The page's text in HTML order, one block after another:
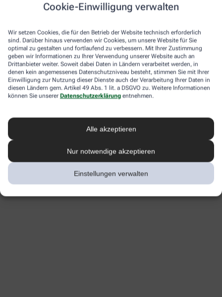
Cookie-Einwilligung verwalten
Wir setzen Cookies, die für den Betrieb der Website technisch erforderlich
sind. Darüber hinaus verwenden wir Cookies, um unsere Website für Sie
optimal zu gestalten und fortlaufend zu verbessern. Mit Ihrer Zustimmung
geben wir Informationen zu Ihrer Verwendung unserer Website auch an
Drittanbieter weiter. Soweit dabei Daten in Ländern verarbeitet werden, in
denen kein angemessenes Datenschutzniveau besteht, stimmen Sie mit Ihrer
Einwilligung zur Nutzung dieser Dienste auch der Verarbeitung Ihrer Daten in
diesen Ländern gem. Artikel 49 Abs. 1 lit. a DSGVO zu. Weitere Informationen
können Sie unserer Datenschutzerklärung entnehmen.
Alle akzeptieren
Nur notwendige akzeptieren
Einstellungen verwalten